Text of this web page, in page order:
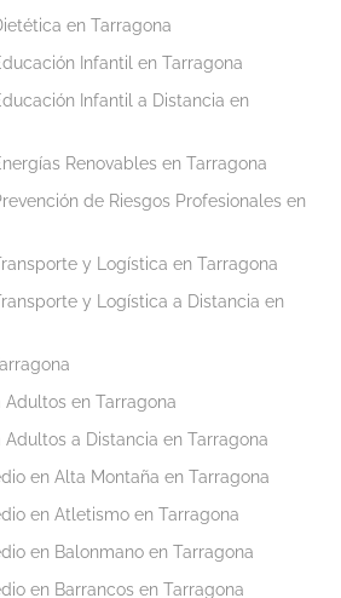
en Tarragona
Infantil en Tarragona
Infantil a Distancia en
Renovables en Tarragona
de Riesgos Profesionales en
y Logística en Tarragona
y Logística a Distancia en
en Tarragona
a Distancia en Tarragona
en Alta Montaña en Tarragona
en Atletismo en Tarragona
en Balonmano en Tarragona
en Barrancos en Tarragona